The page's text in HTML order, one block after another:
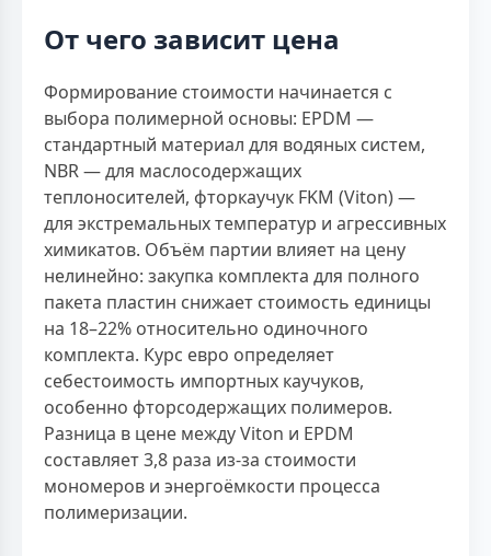
От чего зависит цена
Формирование стоимости начинается с
выбора полимерной основы: EPDM —
стандартный материал для водяных систем,
NBR — для маслосодержащих
теплоносителей, фторкаучук FKM (Viton) —
для экстремальных температур и агрессивных
химикатов. Объём партии влияет на цену
нелинейно: закупка комплекта для полного
пакета пластин снижает стоимость единицы
на 18–22% относительно одиночного
комплекта. Курс евро определяет
себестоимость импортных каучуков,
особенно фторсодержащих полимеров.
Разница в цене между Viton и EPDM
составляет 3,8 раза из-за стоимости
мономеров и энергоёмкости процесса
полимеризации.